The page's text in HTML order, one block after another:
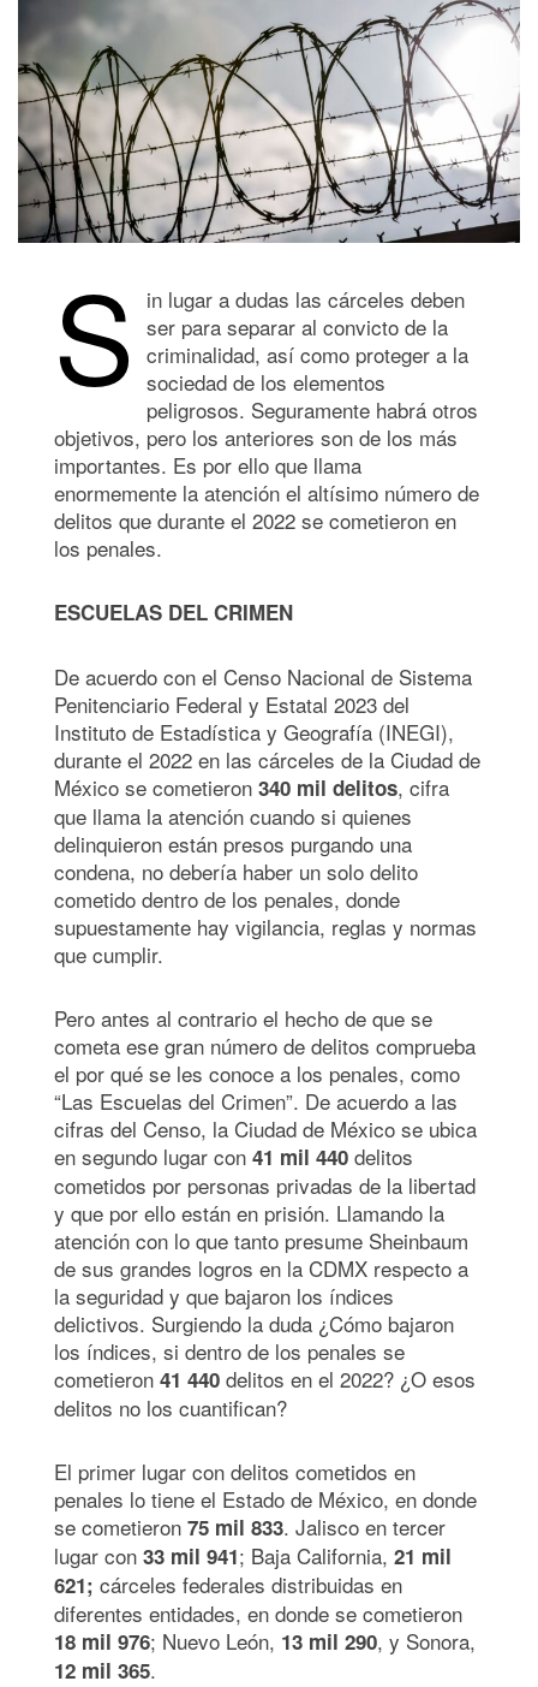
S
in lugar a dudas las cárceles deben
ser para separar al convicto de la
criminalidad, así como proteger a la
sociedad de los elementos
peligrosos. Seguramente habrá otros
objetivos, pero los anteriores son de los más
importantes. Es por ello que llama
enormemente la atención el altísimo número de
delitos que durante el 2022 se cometieron en
los penales.
ESCUELAS DEL CRIMEN
De acuerdo con el Censo Nacional de Sistema
Penitenciario Federal y Estatal 2023 del
Instituto de Estadística y Geografía (INEGI),
durante el 2022 en las cárceles de la Ciudad de
México se cometieron 340 mil delitos, cifra
que llama la atención cuando si quienes
delinquieron están presos purgando una
condena, no debería haber un solo delito
cometido dentro de los penales, donde
supuestamente hay vigilancia, reglas y normas
que cumplir.
Pero antes al contrario el hecho de que se
cometa ese gran número de delitos comprueba
el por qué se les conoce a los penales, como
“Las Escuelas del Crimen”. De acuerdo a las
cifras del Censo, la Ciudad de México se ubica
en segundo lugar con 41 mil 440 delitos
cometidos por personas privadas de la libertad
y que por ello están en prisión. Llamando la
atención con lo que tanto presume Sheinbaum
de sus grandes logros en la CDMX respecto a
la seguridad y que bajaron los índices
delictivos. Surgiendo la duda ¿Cómo bajaron
los índices, si dentro de los penales se
cometieron 41 440 delitos en el 2022? ¿O esos
delitos no los cuantifican?
El primer lugar con delitos cometidos en
penales lo tiene el Estado de México, en donde
se cometieron 75 mil 833. Jalisco en tercer
lugar con 33 mil 941; Baja California, 21 mil
621; cárceles federales distribuidas en
diferentes entidades, en donde se cometieron
18 mil 976; Nuevo León, 13 mil 290, y Sonora,
12 mil 365.